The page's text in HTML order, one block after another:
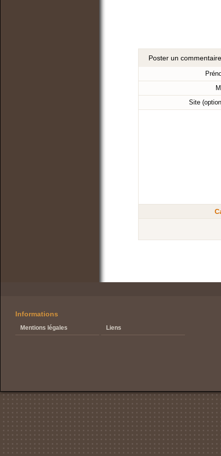
Poster un commentaire
Site
Informations
Mentions légales Liens